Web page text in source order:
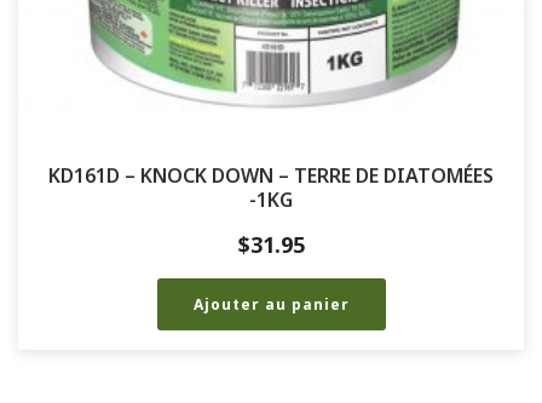
KD161D – KNOCK DOWN – TERRE DE DIATOMÉES
-1KG
$31.95
Ajouter au panier